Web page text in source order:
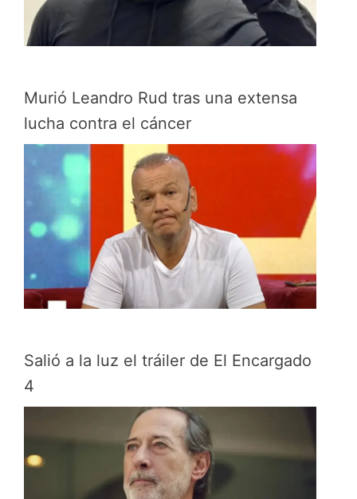
Murió Leandro Rud tras una extensa
lucha contra el cáncer
Salió a la luz el tráiler de El Encargado
4